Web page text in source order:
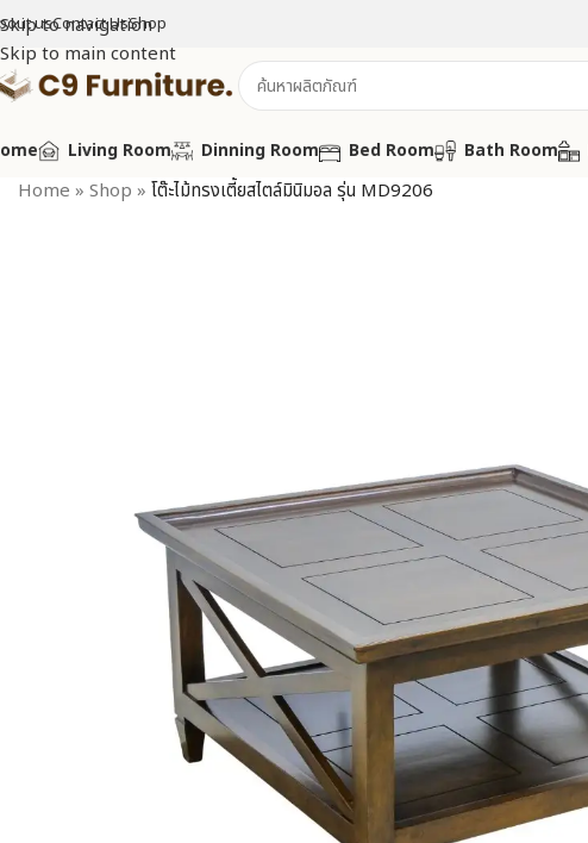
Skip to navigation
Skip to main content
usContact UsShop
Living Room Dinning Room Bed Room Bath Room
Home » Shop » โต๊ะไม้ทรงเตี้ยสไตล์มินิมอล รุ่น MD9206